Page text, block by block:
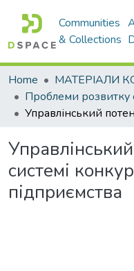
Communities
& Collections
Home
системі
підприємства